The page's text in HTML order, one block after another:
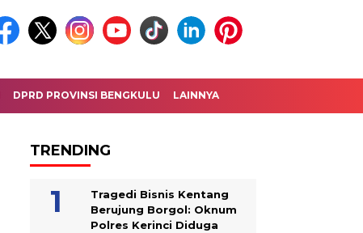
DPRD PROVINSI BENGKULU LAINNYA
TRENDING
Tragedi Bisnis Kentang
Berujung Borgol: Oknum
Polres Kerinci Diduga